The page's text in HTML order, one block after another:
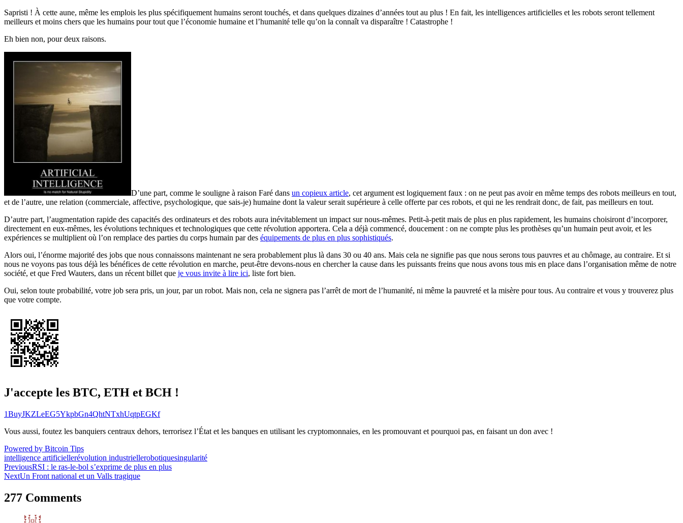
Sapristi ! À cette aune, même les emplois les plus spécifiquement humains seront touchés, et dans quelques dizaines d’années tout au plus ! En fait, les intelligences artificielles et les robots seront tellement
meilleurs et moins chers que les humains pour tout que l’économie humaine et l’humanité telle qu’on la connaît va disparaître ! Catastrophe !
Eh bien non, pour deux raisons.
D’une part, comme le souligne à raison Faré dans un copieux article, cet argument est logiquement faux : on ne peut pas avoir en même temps des robots meilleurs en tout,
et de l’autre, une relation (commerciale, affective, psychologique, que sais-je) humaine dont la valeur serait supérieure à celle offerte par ces robots, et qui ne les rendrait donc, de fait, pas meilleurs en tout.
D’autre part, l’augmentation rapide des capacités des ordinateurs et des robots aura inévitablement un impact sur nous-mêmes. Petit-à-petit mais de plus en plus rapidement, les humains choisiront d’incorporer,
directement en eux-mêmes, les évolutions techniques et technologiques que cette révolution apportera. Cela a déjà commencé, doucement : on ne compte plus les prothèses qu’un humain peut avoir, et les
expériences se multiplient où l’on remplace des parties du corps humain par des équipements de plus en plus sophistiqués.
Alors oui, l’énorme majorité des jobs que nous connaissons maintenant ne sera probablement plus là dans 30 ou 40 ans. Mais cela ne signifie pas que nous serons tous pauvres et au chômage, au contraire. Et si
nous ne voyons pas tous déjà les bénéfices de cette révolution en marche, peut-être devons-nous en chercher la cause dans les puissants freins que nous avons tous mis en place dans l’organisation même de notre
société, et que Fred Wauters, dans un récent billet que je vous invite à lire ici, liste fort bien.
Oui, selon toute probabilité, votre job sera pris, un jour, par un robot. Mais non, cela ne signera pas l’arrêt de mort de l’humanité, ni même la pauvreté et la misère pour tous. Au contraire et vous y trouverez plus
que votre compte.
J'accepte les BTC, ETH et BCH !
1BuyJKZLeEG5YkpbGn4QhtNTxhUqtpEGKf
Vous aussi, foutez les banquiers centraux dehors, terrorisez l’État et les banques en utilisant les cryptomonnaies, en les promouvant et pourquoi pas, en faisant un don avec !
Powered by Bitcoin Tips
intelligence artificiellerévolution industriellerobotiquesingularité
Navigation
de
l’article
PreviousRSI : le ras-le-bol s’exprime de plus en plus
NextUn Front national et un Valls tragique
277 Comments